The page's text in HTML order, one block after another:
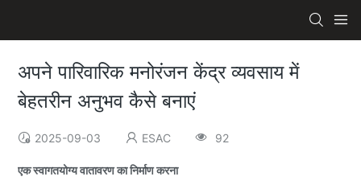
अपने पारिवारिक मनोरंजन केंद्र व्यवसाय में
बेहतरीन अनुभव कैसे बनाएं
2025-09-03 ESAC 92
एक स्वागतयोग्य वातावरण का निर्माण करना